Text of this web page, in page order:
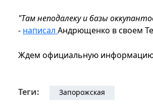
"Там неподалеку и базы
- написал Андрющенко в своем
Ждем официальную информацию
Теги: Запорожская